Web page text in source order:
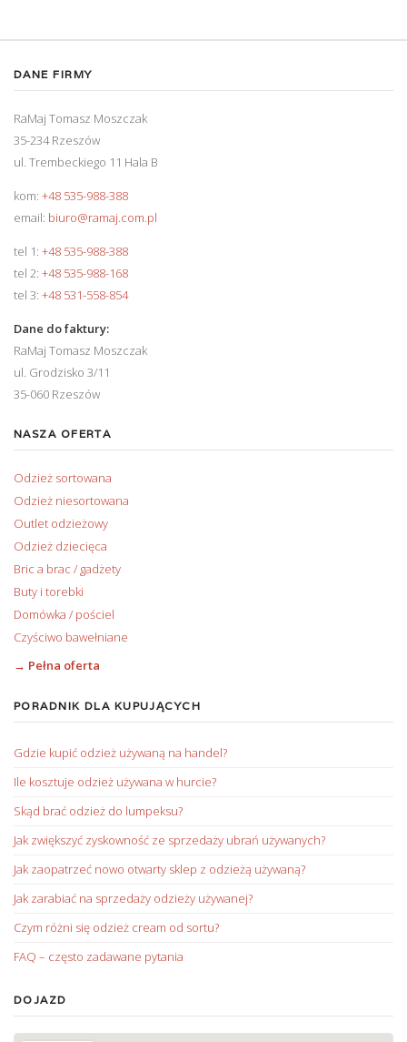
DANE FIRMY
RaMaj Tomasz Moszczak
35-234 Rzeszów
ul. Trembeckiego 11 Hala B
kom: +48 535-988-388
email: biuro@ramaj.com.pl
tel 1: +48 535-988-388
tel 2: +48 535-988-168
tel 3: +48 531-558-854
Dane do faktury:
RaMaj Tomasz Moszczak
ul. Grodzisko 3/11
35-060 Rzeszów
NASZA OFERTA
Odzież sortowana
Odzież niesortowana
Outlet odzieżowy
Odzież dziecięca
Bric a brac / gadżety
Buty i torebki
Domówka / pościel
Czyściwo bawełniane
→ Pełna oferta
PORADNIK DLA KUPUJĄCYCH
Gdzie kupić odzież używaną na handel?
Ile kosztuje odzież używana w hurcie?
Skąd brać odzież do lumpeksu?
Jak zwiększyć zyskowność ze sprzedaży ubrań używanych?
Jak zaopatrzeć nowo otwarty sklep z odzieżą używaną?
Jak zarabiać na sprzedaży odzieży używanej?
Czym różni się odzież cream od sortu?
FAQ – często zadawane pytania
DOJAZD